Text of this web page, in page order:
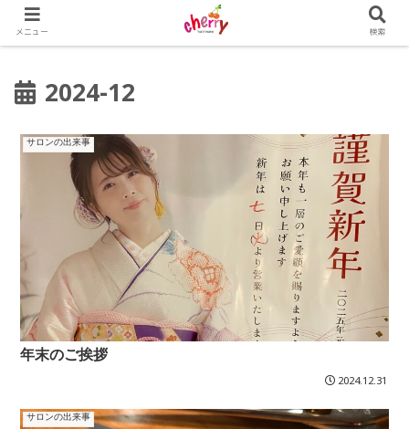
2024-12
サロンの出来事
年末のご挨拶
2024.12.31
サロンの出来事
メニュー 検索